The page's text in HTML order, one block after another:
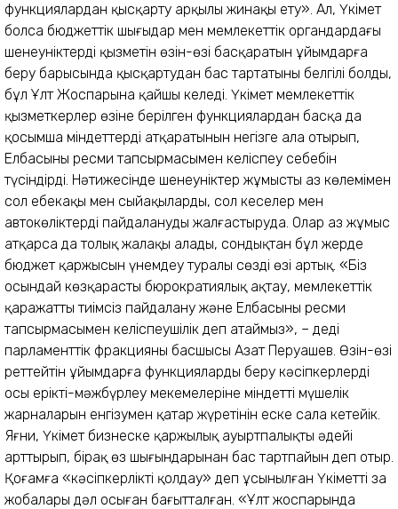
функциялардан қысқарту арқылы жинақы ету». Ал, Үкімет
болса бюджеттік шығыңдар мен мемлекеттік органдардағы
шенеуніктердің қызметін өзін-өзі басқаратын ұйымдарға
беру барысында қысқартудан бас тартатыны белгілі болды,
бұл Ұлт Жоспарына қайшы келеді. Үкімет мемлекеттік
қызметкерлер өзіне берілген функциялардан басқа да
қосымша міндеттерді атқаратынын негізге ала отырып,
Елбасының ресми тапсырмасымен келіспеу себебін
түсіндірді. Нәтижесінде шенеуніктер жұмыстың аз көлемімен
сол еңбекақы мен сыйақыларды, сол кеңселер мен
автокөліктерді пайдалануды жалғастыруда. Олар аз жұмыс
атқарса да толық жалақы алады, сондықтан бұл жерде
бюджет қаржысын үнемдеу туралы сөздің өзі артық. «Біз
осындай көзқарасты бюрократиялық ақтау, мемлекеттік
қаражатты тиімсіз пайдалану және Елбасының ресми
тапсырмасымен келіспеушілік деп атаймыз», – деді
парламенттік фракцияның басшысы Азат Перуашев. Өзін-өзі
реттейтін ұйымдарға функцияларды беру кәсіпкерлердің
осы ерікті-мәжбүрлеу мекемелеріне міндетті мүшелік
жарналарын енгізумен қатар жүретінін еске сала кетейік.
Яғни, Үкімет бизнеске қаржылық ауыртпалықты әдейі
арттырып, бірақ өз шығындарынан бас тартпайын деп отыр.
Қоғамға «кәсіпкерлікті қолдау» деп ұсынылған Үкіметтің заң
жобалары дәл осыған бағытталған. «Ұлт жоспарында